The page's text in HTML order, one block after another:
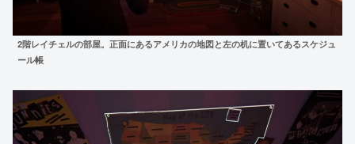
2階レイチェルの部屋。正面にあるアメリカの地図と左の机に置いてあるスケジュ
ール帳